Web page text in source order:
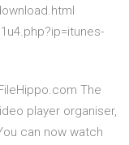
The
player organiser,
can now watch